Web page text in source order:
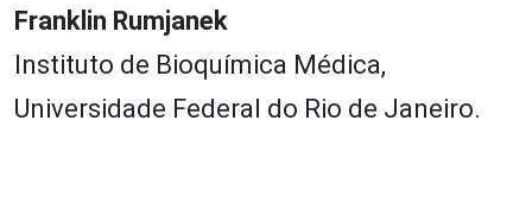
Franklin Rumjanek
Instituto de Bioquímica Médica,
Universidade Federal do Rio de Janeiro.